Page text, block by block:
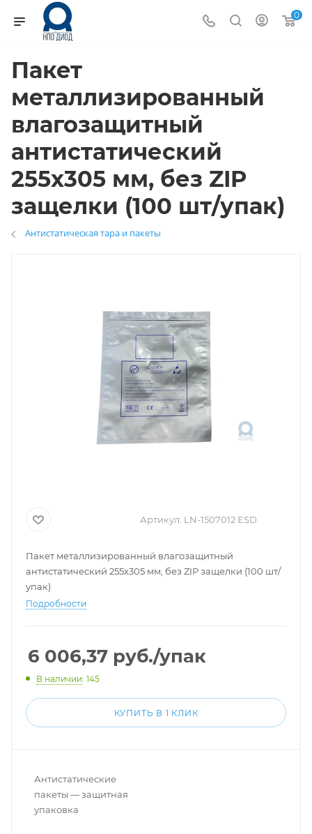
0
Пакет
металлизированный
влагозащитный
антистатический
255х305 мм, без ZIP
защелки (100 шт/упак)
Антистатическая тара и пакеты
Артикул: LN-1507012 ESD
Пакет металлизированный влагозащитный
антистатический 255х305 мм, без ZIP защелки (100 шт/
упак)
Подробности
6 006,37 руб./упак
В наличии: 145
КУПИТЬ В 1 КЛИК
Антистатические
пакеты — защитная
упаковка